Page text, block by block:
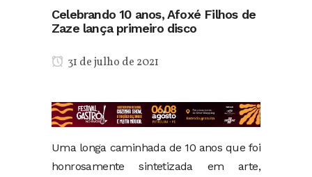
Celebrando 10 anos, Afoxé Filhos de
Zaze lança primeiro disco
31 de julho de 2021
Uma longa caminhada de 10 anos que foi
honrosamente sintetizada em arte,